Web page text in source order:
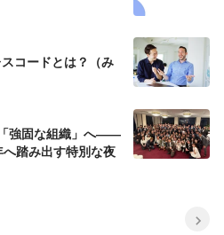
コードとは？（み
強固な組織」へ――
踏み出す特別な夜